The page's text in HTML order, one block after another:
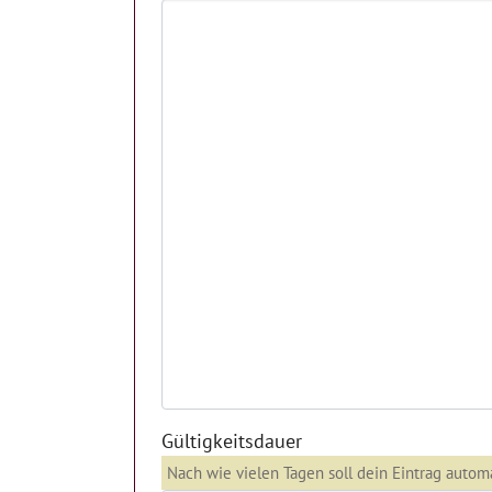
Gültigkeitsdauer
Nach wie vielen Tagen soll dein Eintrag